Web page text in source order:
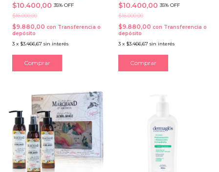
$10.400,00 35% OFF
$16.000,00
$9.880,00 con Transferencia o
depósito
3 x $3.466,67 sin interés
$10.400,00 35% OFF
$16.000,00
$9.880,00 con Transferencia o
depósito
3 x $3.466,67 sin interés